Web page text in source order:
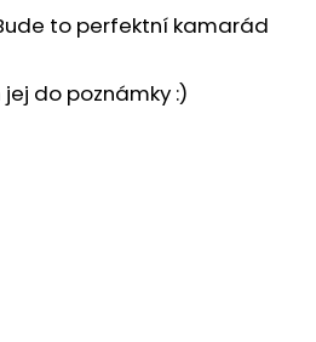
to perfektní kamarád
do poznámky :)